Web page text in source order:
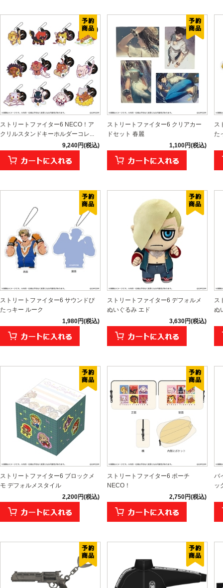
ストリートファイター6 NECO！ア
クリルスタンドキーホルダーコレ...
9,240円(税込)
ストリートファイター6 クリアカー
ドセット 春麗
1,100円(税込)
ス
た
ストリートファイター6 サウンドぴ
たっキー ルーク
1,980円(税込)
ストリートファイター6 デフォルメ
ぬいぐるみ エド
3,630円(税込)
ス
ぬ
ストリートファイター6 ブロックメ
モ デフォルメスタイル
2,200円(税込)
ストリートファイター6 ポーチ
NECO！
2,750円(税込)
バ
ッ